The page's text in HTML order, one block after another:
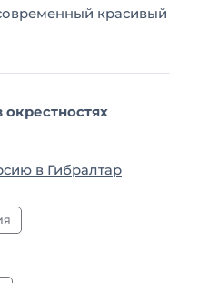
красивый
в Гибралтар